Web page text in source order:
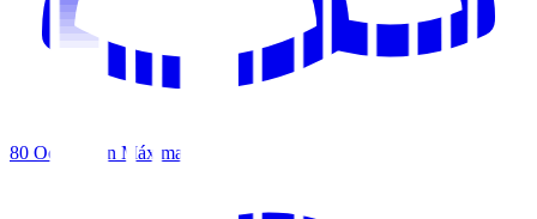
80 Ocupación Máxima